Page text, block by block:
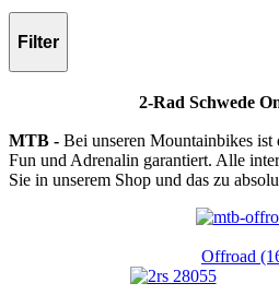
Filter
2-Rad Schwede
MTB - Bei unseren Mountainbikes ist
Fun und Adrenalin garantiert. Alle
Sie in unserem Shop und das zu
Offroad